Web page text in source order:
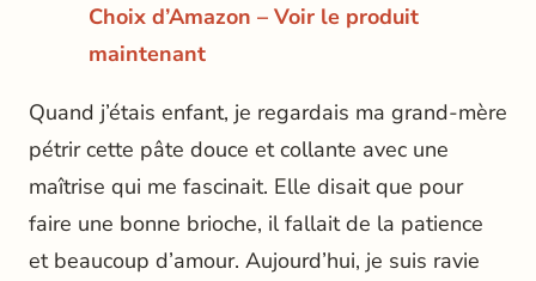
Choix d’Amazon – Voir le produit
maintenant
Quand j’étais enfant, je regardais ma grand-mère
pétrir cette pâte douce et collante avec une
maîtrise qui me fascinait. Elle disait que pour
faire une bonne brioche, il fallait de la patience
et beaucoup d’amour. Aujourd’hui, je suis ravie